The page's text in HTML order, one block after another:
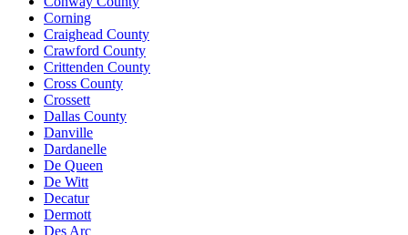
Corning
Craighead County
Crawford County
Crittenden County
Cross County
Crossett
Dallas County
Danville
Dardanelle
De Queen
De Witt
Decatur
Dermott
Des Arc